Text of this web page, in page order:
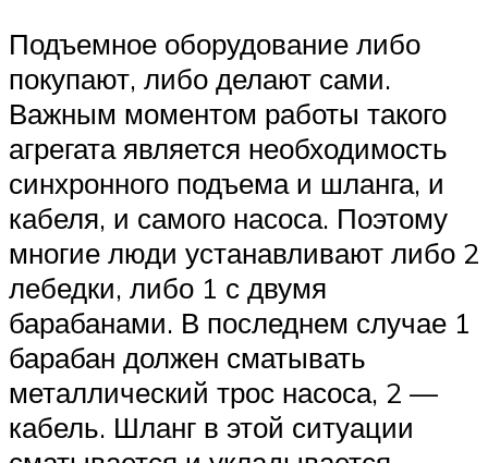
Подъемное оборудование либо
покупают, либо делают сами.
Важным моментом работы такого
агрегата является необходимость
синхронного подъема и шланга, и
кабеля, и самого насоса. Поэтому
многие люди устанавливают либо 2
лебедки, либо 1 с двумя
барабанами. В последнем случае 1
барабан должен сматывать
металлический трос насоса, 2 —
кабель. Шланг в этой ситуации